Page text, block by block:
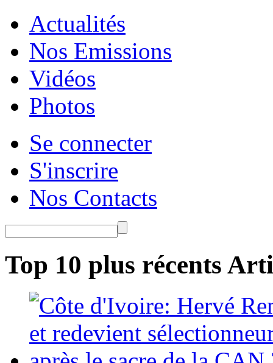
Actualités
Nos Emissions
Vidéos
Photos
Se connecter
S'inscrire
Nos Contacts
Top 10 plus récents